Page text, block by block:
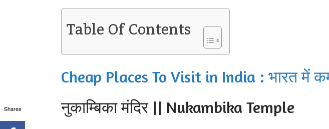
Table Of Contents
Cheap Places To Visit in India : भारत में
नुकाम्बिका मंदिर || Nukambika Temple
Shares